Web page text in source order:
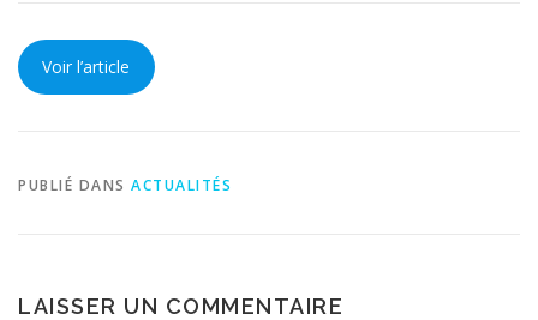
Voir l’article
PUBLIÉ DANS ACTUALITÉS
LAISSER UN COMMENTAIRE